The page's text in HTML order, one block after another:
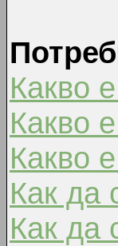
Какво
Какво
Какво
Как да
Как да